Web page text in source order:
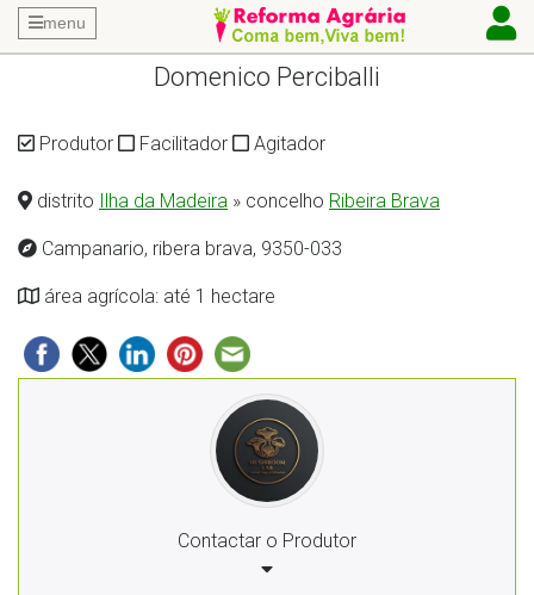
menu
Domenico Perciballi
Produtor Facilitador Agitador
distrito Ilha da Madeira » concelho Ribeira Brava
Campanario, ribera brava, 9350-033
área agrícola: até 1 hectare
Contactar o Produtor